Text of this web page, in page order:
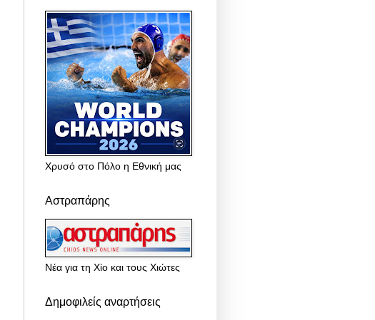
Χρυσό στο Πόλο η Εθνική μας
Αστραπάρης
Νέα για τη Χίο και τους Χιώτες
Δημοφιλείς αναρτήσεις